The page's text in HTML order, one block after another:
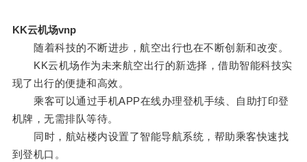
KK云机场vnp
随着科技的不断进步，航空出行也在不断创新和改变。
KK云机场作为未来航空出行的新选择，借助智能科技实
现了出行的便捷和高效。
乘客可以通过手机APP在线办理登机手续、自助打印登
机牌，无需排队等待。
同时，航站楼内设置了智能导航系统，帮助乘客快速找
到登机口。